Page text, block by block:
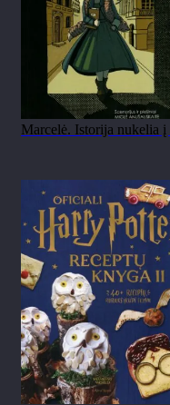
Marcelė. Istorija nukelia